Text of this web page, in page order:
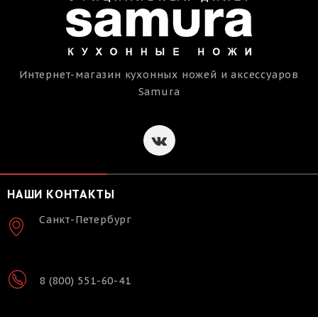
Интернет-магазин кухонных ножей и аксессуаров
Samura
НАШИ КОНТАКТЫ
Санкт-Петербург
8 (800) 551-60-41